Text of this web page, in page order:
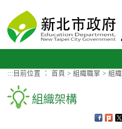
::: 目前位置 ： 首頁 > 組織職掌 > 組
組織架構